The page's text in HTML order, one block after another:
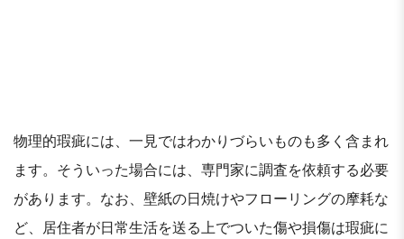
物理的瑕疵には、一見ではわかりづらいものも多く含まれ
ます。そういった場合には、専門家に調査を依頼する必要
があります。なお、壁紙の日焼けやフローリングの摩耗な
ど、居住者が日常生活を送る上でついた傷や損傷は瑕疵に